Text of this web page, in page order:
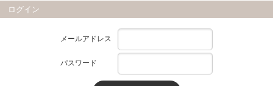
ログイン
メールアドレス
パスワード